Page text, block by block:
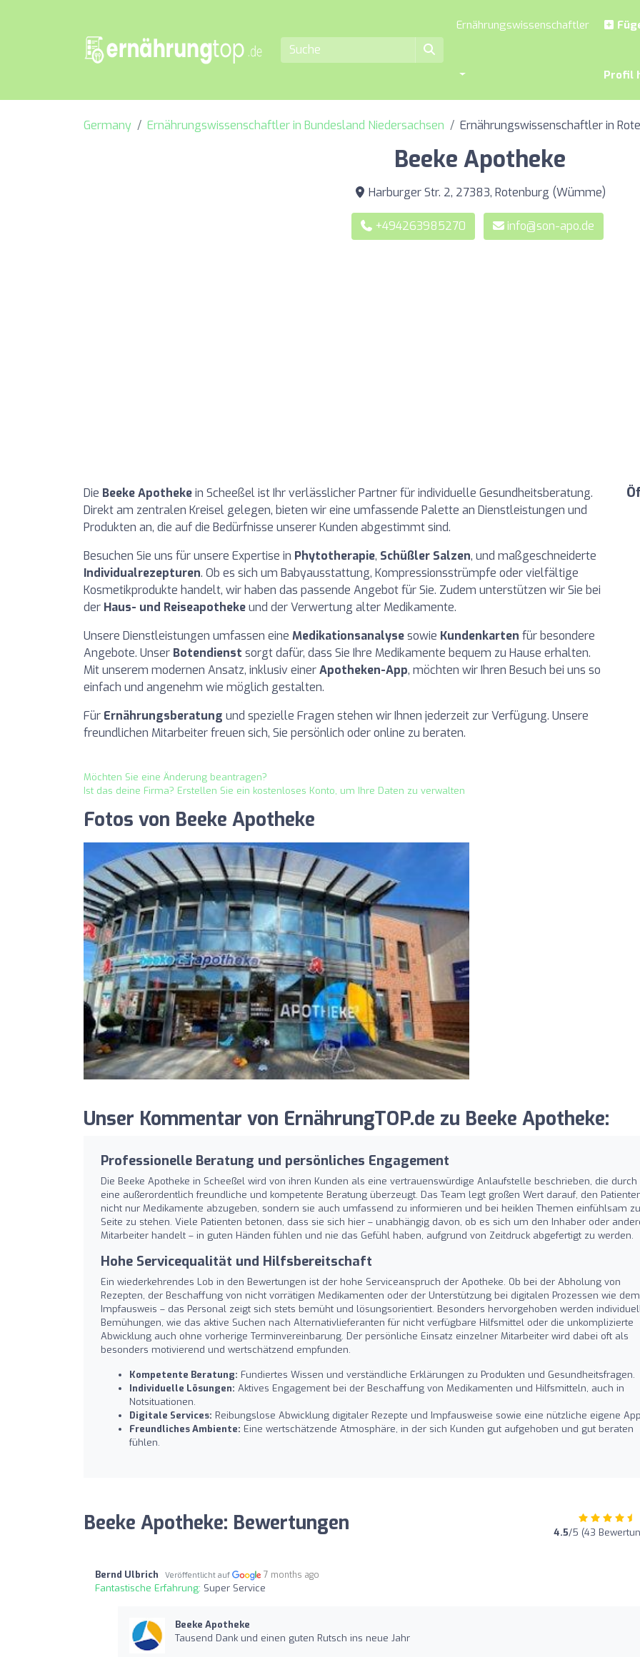
Ernährungswissenschaftler
Profil
Germany Ernährungswissenschaftler in Bundesland Niedersachsen Ernährungswissenschaftler in
Beeke Apotheke
Harburger Str. 2, 27383, Rotenburg (Wümme)
+494263985270 info@son-apo.de
Die Beeke Apothekein Scheeßel ist Ihr verlässlicher Partner für individuelle Gesundheitsberatung.
Direkt am zentralen Kreisel gelegen, bieten wir eine umfassende Palette an Dienstleistungen und
Produkten an, die auf die Bedürfnisse unserer Kunden abgestimmt sind.
Besuchen Sie uns für unsere Expertise in Phytotherapie, Schüßler Salzen, und maßgeschneiderte
Individualrezepturen. Ob es sich um Babyausstattung, Kompressionsstrümpfe oder vielfältige
Kosmetikprodukte handelt, wir haben das passende Angebot für Sie. Zudem unterstützen wir Sie bei
der Haus- und Reiseapothekeund der Verwertung alter Medikamente.
Unsere Dienstleistungen umfassen eine Medikationsanalysesowie Kundenkarten für besondere
Angebote. Unser Botendienst sorgt dafür, dass Sie Ihre Medikamente bequem zu Hause erhalten.
Mit unserem modernen Ansatz, inklusiv einerApotheken-App, möchten wir Ihren Besuch bei uns so
einfach und angenehm wie möglich gestalten.
Für Ernährungsberatung und spezielle Fragen stehen wir Ihnen jederzeit zur Verfügung. Unsere
freundlichen Mitarbeiter freuen sich, Sie persönlich oder online zu beraten.
Möchten Sie eine Änderung beantragen?
Ist das deine Firma? Erstellen Sie ein kostenloses Konto, um Ihre Daten zu verwalten
Fotos von Beeke Apotheke
Unser Kommentar von ErnährungTOP.de zu Beeke Apotheke:
Professionelle Beratung und persönliches Engagement
Die Beeke Apotheke in Scheeßel wird von ihren Kunden als eine vertrauenswürdige Anlaufstelle beschrieben, die durch
eine außerordentlich freundliche und kompetente Beratung überzeugt. Das Team legt großen Wert darauf, den
nicht nur Medikamente abzugeben, sondern sie auch umfassend zu informieren und bei heiklen Themen einfühlsam
Seite zu stehen. Viele Patienten betonen, dass sie sich hier – unabhängig davon, ob es sich um den Inhaber oder
Mitarbeiter handelt – in guten Händen fühlen und nie das Gefühl haben, aufgrund von Zeitdruck abgefertigt zu werden.
Hohe Servicequalität und Hilfsbereitschaft
Ein wiederkehrendes Lob in den Bewertungen ist der hohe Serviceanspruch der Apotheke. Ob bei der Abholung von
Rezepten, der Beschaffung von nicht vorrätigen Medikamenten oder der Unterstützung bei digitalen Prozessen wie dem
Impfausweis – das Personal zeigt sich stets bemüht und lösungsorientiert. Besonders hervorgehoben werden
Bemühungen, wie das aktive Suchen nach Alternativlieferanten für nicht verfügbare Hilfsmittel oder die unkomplizierte
Abwicklung auch ohne vorherige Terminvereinbarung. Der persönliche Einsatz einzelner Mitarbeiter wird dabei oft als
besonders motivierend und wertschätzend empfunden.
Kompetente Beratung: Fundiertes Wissen und verständliche Erklärungen zu Produkten und Gesundheitsfragen.
Individuelle Lösungen: Aktives Engagement bei der Beschaffung von Medikamenten und Hilfsmitteln, auch in
Notsituationen.
Digitale Services: Reibungslose Abwicklung digitaler Rezepte und Impfausweise sowie eine nützliche eigene
Freundliches Ambiente: Eine wertschätzende Atmosphäre, in der sich Kunden gut aufgehoben und gut beraten
fühlen.
Beeke Apotheke: Bewertungen 4.5/5 (43
Bernd Ulbrich Veröffentlicht auf 7 months ago
Fantastische Erfahrung: Super Service
Beeke Apotheke
Tausend Dank und einen guten Rutsch ins neue Jahr